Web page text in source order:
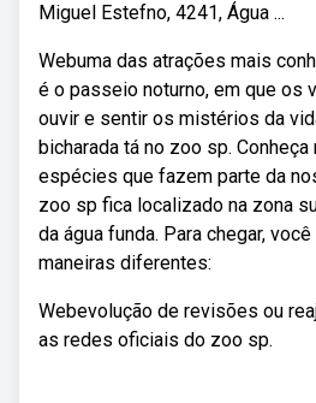
Miguel Estefno, 4241, Água ...
Webuma das atrações mais
é o passeio noturno, em que os
ouvir e sentir os mistérios da
bicharada tá no zoo sp.
espécies que fazem parte da
zoo sp fica localizado na zona
da água funda. Para chegar,
maneiras diferentes:
Webevolução de revisões ou
as redes oficiais do zoo sp.